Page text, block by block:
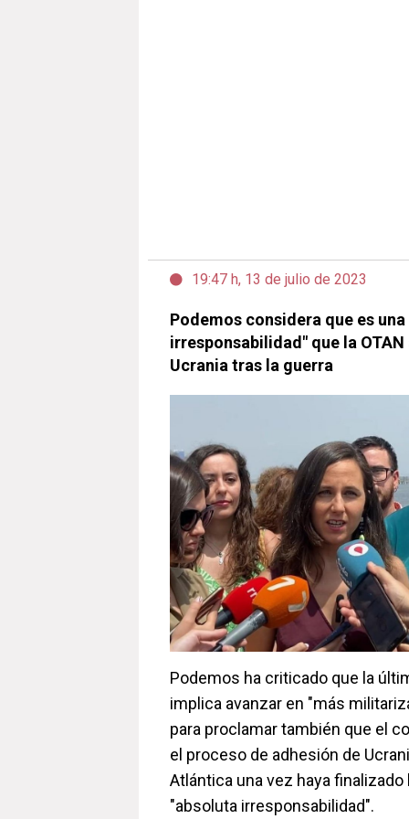
19:47 h, 13 de julio de 2023
Podemos considera que es
irresponsabilidad" que la
Ucrania tras la guerra
Podemos ha criticado que la
implica avanzar en "más
para proclamar también que el
el proceso de adhesión de
Atlántica una vez haya finalizado
"absoluta irresponsabilidad".